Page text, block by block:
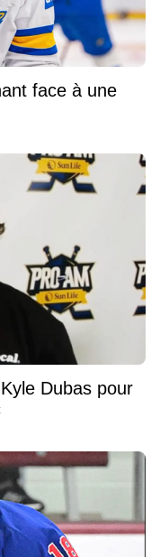
face à une
Dubas pour